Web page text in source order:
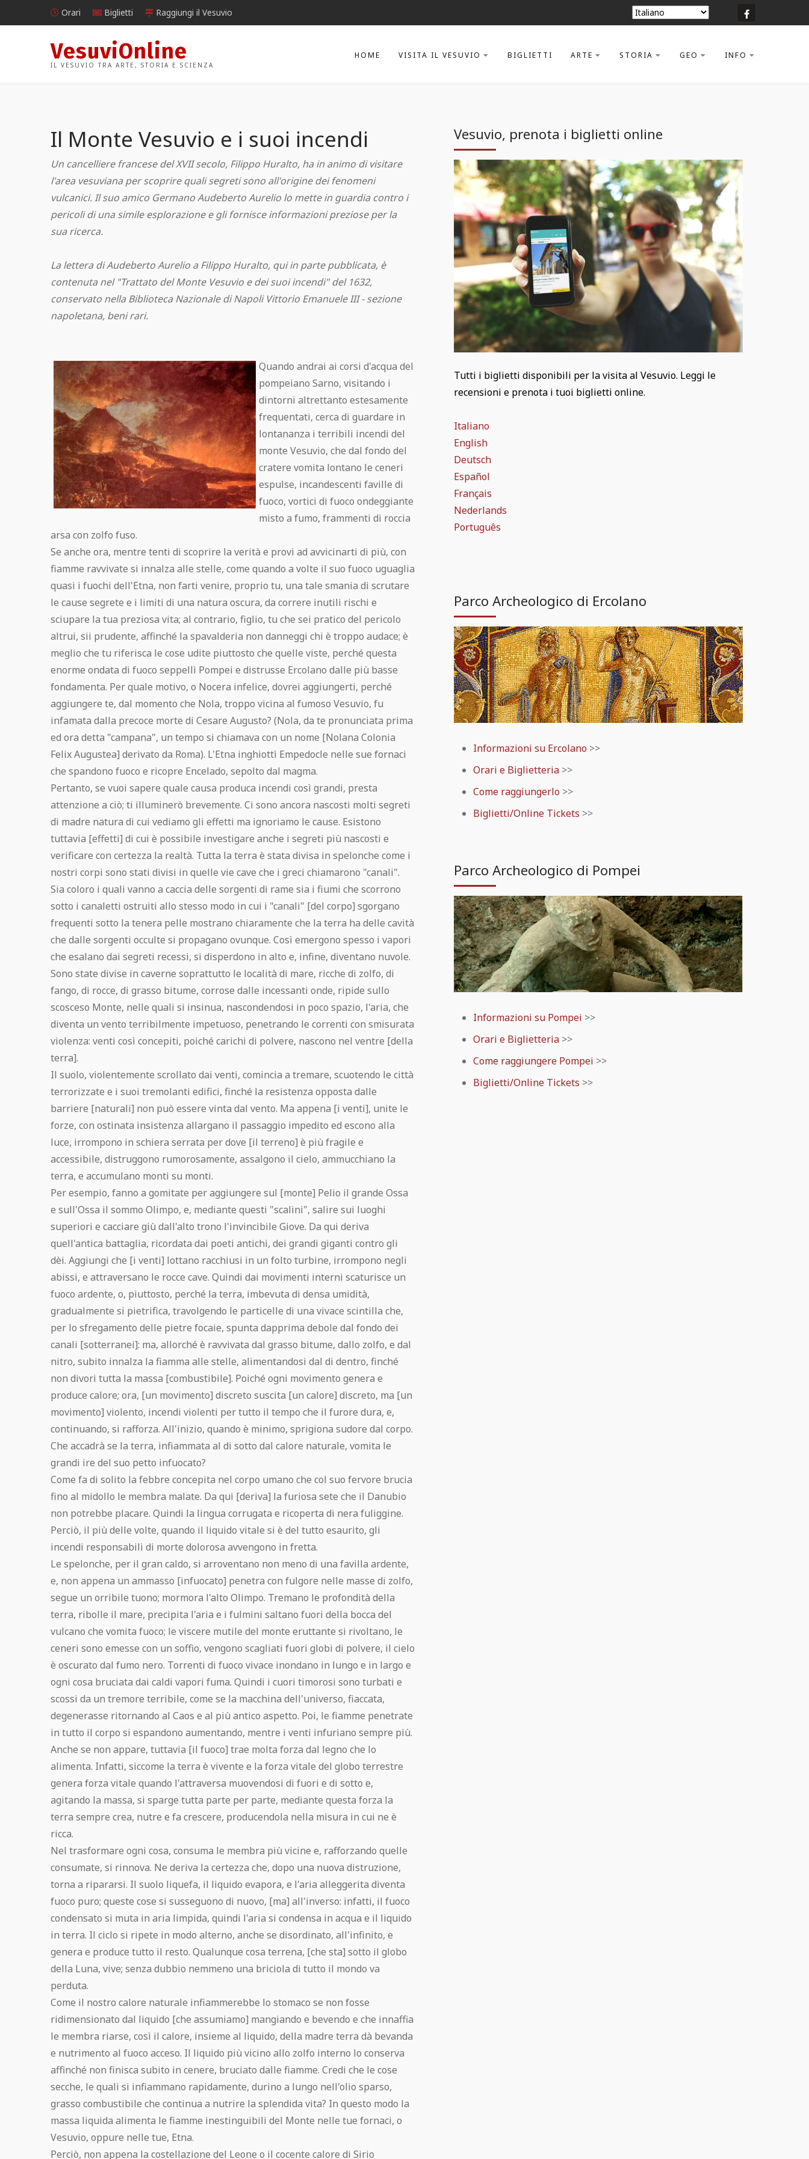
Orari Biglietti Raggiungi il Vesuvio
VesuviOnline
IL VESUVIO TRA ARTE, STORIA E SCIENZA
HOME VISITA IL VESUVIO BIGLIETTI ARTE STORIA GEO INFO
Vesuvio, prenota i biglietti online
Tutti i biglietti disponibili per la visita al Vesuvio. Leggi le
recensioni e prenota i tuoi biglietti online.
Italiano
English
Deutsch
Español
Français
Nederlands
Português
Parco Archeologico di Ercolano
Informazioni su Ercolano >>
Orari e Biglietteria >>
Come raggiungerlo >>
Biglietti/Online Tickets >>
Parco Archeologico di Pompei
Informazioni su Pompei >>
Orari e Biglietteria >>
Come raggiungere Pompei >>
Biglietti/Online Tickets >>
Il Monte Vesuvio e i suoi incendi
Un cancelliere francese del XVII secolo, Filippo Huralto, ha in animo di visitare
l'area vesuviana per scoprire quali segreti sono all'origine dei fenomeni
vulcanici. Il suo amico Germano Audeberto Aurelio lo mette in guardia contro i
pericoli di una simile esplorazione e gli fornisce informazioni preziose per la
sua ricerca.
La lettera di Audeberto Aurelio a Filippo Huralto, qui in parte pubblicata, è
contenuta nel "Trattato del Monte Vesuvio e dei suoi incendi" del 1632,
conservato nella Biblioteca Nazionale di Napoli Vittorio Emanuele III - sezione
napoletana, beni rari.
Quando andrai ai corsi d'acqua del
pompeiano Sarno, visitando i
dintorni altrettanto estesamente
frequentati, cerca di guardare in
lontananza i terribili incendi del
monte Vesuvio, che dal fondo del
cratere vomita lontano le ceneri
espulse, incandescenti faville di
fuoco, vortici di fuoco ondeggiante
misto a fumo, frammenti di roccia
arsa con zolfo fuso.
Se anche ora, mentre tenti di scoprire la verità e provi ad avvicinarti di più, con
fiamme ravvivate si innalza alle stelle, come quando a volte il suo fuoco uguaglia
quasi i fuochi dell'Etna, non farti venire, proprio tu, una tale smania di scrutare
le cause segrete e i limiti di una natura oscura, da correre inutili rischi e
sciupare la tua preziosa vita; al contrario, figlio, tu che sei pratico del pericolo
altrui, sii prudente, affinché la spavalderia non danneggi chi è troppo audace; è
meglio che tu riferisca le cose udite piuttosto che quelle viste, perché questa
enorme ondata di fuoco seppellì Pompei e distrusse Ercolano dalle più basse
fondamenta. Per quale motivo, o Nocera infelice, dovrei aggiungerti, perché
aggiungere te, dal momento che Nola, troppo vicina al fumoso Vesuvio, fu
infamata dalla precoce morte di Cesare Augusto? (Nola, da te pronunciata prima
ed ora detta "campana", un tempo si chiamava con un nome [Nolana Colonia
Felix Augustea] derivato da Roma). L'Etna inghiottì Empedocle nelle sue fornaci
che spandono fuoco e ricopre Encelado, sepolto dal magma.
Pertanto, se vuoi sapere quale causa produca incendi così grandi, presta
attenzione a ciò; ti illuminerò brevemente. Ci sono ancora nascosti molti segreti
di madre natura di cui vediamo gli effetti ma ignoriamo le cause. Esistono
tuttavia [effetti] di cui è possibile investigare anche i segreti più nascosti e
verificare con certezza la realtà. Tutta la terra è stata divisa in spelonche come i
nostri corpi sono stati divisi in quelle vie cave che i greci chiamarono "canali".
Sia coloro i quali vanno a caccia delle sorgenti di rame sia i fiumi che scorrono
sotto i canaletti ostruiti allo stesso modo in cui i "canali" [del corpo] sgorgano
frequenti sotto la tenera pelle mostrano chiaramente che la terra ha delle cavità
che dalle sorgenti occulte si propagano ovunque. Così emergono spesso i vapori
che esalano dai segreti recessi, si disperdono in alto e, infine, diventano nuvole.
Sono state divise in caverne soprattutto le località di mare, ricche di zolfo, di
fango, di rocce, di grasso bitume, corrose dalle incessanti onde, ripide sullo
scosceso Monte, nelle quali si insinua, nascondendosi in poco spazio, l'aria, che
diventa un vento terribilmente impetuoso, penetrando le correnti con smisurata
violenza: venti così concepiti, poiché carichi di polvere, nascono nel ventre [della
terra].
Il suolo, violentemente scrollato dai venti, comincia a tremare, scuotendo le città
terrorizzate e i suoi tremolanti edifici, finché la resistenza opposta dalle
barriere [naturali] non può essere vinta dal vento. Ma appena [i venti], unite le
forze, con ostinata insistenza allargano il passaggio impedito ed escono alla
luce, irrompono in schiera serrata per dove [il terreno] è più fragile e
accessibile, distruggono rumorosamente, assalgono il cielo, ammucchiano la
terra, e accumulano monti su monti.
Per esempio, fanno a gomitate per aggiungere sul [monte] Pelio il grande Ossa
e sull'Ossa il sommo Olimpo, e, mediante questi "scalini", salire sui luoghi
superiori e cacciare giù dall'alto trono l'invincibile Giove. Da qui deriva
quell'antica battaglia, ricordata dai poeti antichi, dei grandi giganti contro gli
dèi. Aggiungi che [i venti] lottano racchiusi in un folto turbine, irrompono negli
abissi, e attraversano le rocce cave. Quindi dai movimenti interni scaturisce un
fuoco ardente, o, piuttosto, perché la terra, imbevuta di densa umidità,
gradualmente si pietrifica, travolgendo le particelle di una vivace scintilla che,
per lo sfregamento delle pietre focaie, spunta dapprima debole dal fondo dei
canali [sotterranei]: ma, allorché è ravvivata dal grasso bitume, dallo zolfo, e dal
nitro, subito innalza la fiamma alle stelle, alimentandosi dal di dentro, finché
non divori tutta la massa [combustibile]. Poiché ogni movimento genera e
produce calore; ora, [un movimento] discreto suscita [un calore] discreto, ma [un
movimento] violento, incendi violenti per tutto il tempo che il furore dura, e,
continuando, si rafforza. All'inizio, quando è minimo, sprigiona sudore dal corpo.
Che accadrà se la terra, infiammata al di sotto dal calore naturale, vomita le
grandi ire del suo petto infuocato?
Come fa di solito la febbre concepita nel corpo umano che col suo fervore brucia
fino al midollo le membra malate. Da qui [deriva] la furiosa sete che il Danubio
non potrebbe placare. Quindi la lingua corrugata e ricoperta di nera fuliggine.
Perciò, il più delle volte, quando il liquido vitale si è del tutto esaurito, gli
incendi responsabili di morte dolorosa avvengono in fretta.
Le spelonche, per il gran caldo, si arroventano non meno di una favilla ardente,
e, non appena un ammasso [infuocato] penetra con fulgore nelle masse di zolfo,
segue un orribile tuono; mormora l'alto Olimpo. Tremano le profondità della
terra, ribolle il mare, precipita l'aria e i fulmini saltano fuori della bocca del
vulcano che vomita fuoco; le viscere mutile del monte eruttante si rivoltano, le
ceneri sono emesse con un soffio, vengono scagliati fuori globi di polvere, il cielo
è oscurato dal fumo nero. Torrenti di fuoco vivace inondano in lungo e in largo e
ogni cosa bruciata dai caldi vapori fuma. Quindi i cuori timorosi sono turbati e
scossi da un tremore terribile, come se la macchina dell'universo, fiaccata,
degenerasse ritornando al Caos e al più antico aspetto. Poi, le fiamme penetrate
in tutto il corpo si espandono aumentando, mentre i venti infuriano sempre più.
Anche se non appare, tuttavia [il fuoco] trae molta forza dal legno che lo
alimenta. Infatti, siccome la terra è vivente e la forza vitale del globo terrestre
genera forza vitale quando l'attraversa muovendosi di fuori e di sotto e,
agitando la massa, si sparge tutta parte per parte, mediante questa forza la
terra sempre crea, nutre e fa crescere, producendola nella misura in cui ne è
ricca.
Nel trasformare ogni cosa, consuma le membra più vicine e, rafforzando quelle
consumate, si rinnova. Ne deriva la certezza che, dopo una nuova distruzione,
torna a ripararsi. Il suolo liquefa, il liquido evapora, e l'aria alleggerita diventa
fuoco puro; queste cose si susseguono di nuovo, [ma] all'inverso: infatti, il fuoco
condensato si muta in aria limpida, quindi l'aria si condensa in acqua e il liquido
in terra. Il ciclo si ripete in modo alterno, anche se disordinato, all'infinito, e
genera e produce tutto il resto. Qualunque cosa terrena, [che sta] sotto il globo
della Luna, vive; senza dubbio nemmeno una briciola di tutto il mondo va
perduta.
Come il nostro calore naturale infiammerebbe lo stomaco se non fosse
ridimensionato dal liquido [che assumiamo] mangiando e bevendo e che innaffia
le membra riarse, così il calore, insieme al liquido, della madre terra dà bevanda
e nutrimento al fuoco acceso. Il liquido più vicino allo zolfo interno lo conserva
affinché non finisca subito in cenere, bruciato dalle fiamme. Credi che le cose
secche, le quali si infiammano rapidamente, durino a lungo nell'olio sparso,
grasso combustibile che continua a nutrire la splendida vita? In questo modo la
massa liquida alimenta le fiamme inestinguibili del Monte nelle tue fornaci, o
Vesuvio, oppure nelle tue, Etna.
Perciò, non appena la costellazione del Leone o il cocente calore di Sirio
Raggiungi il Vesuvio
Consigli utili per visitare il Vesuvio
Biglietti per il Vesuvio
Il Vesuvio e l'Arte
Il Vesuvio visto dagli artisti del passato
Plinio scrive a Tacito
Eruzioni dal 1631-1944